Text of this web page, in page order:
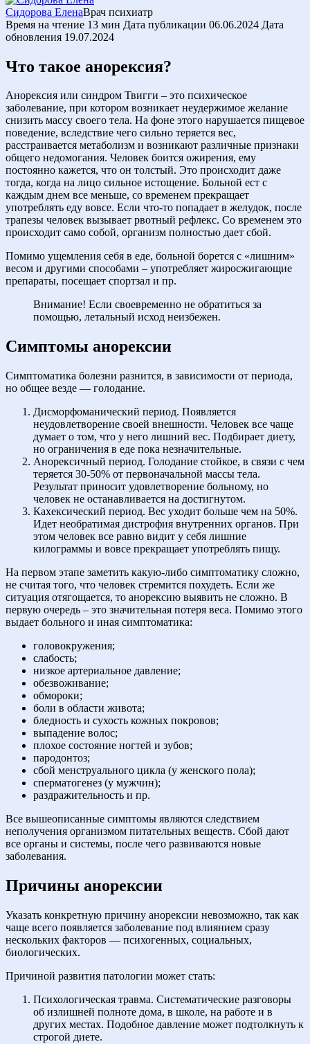
Сидорова ЕленаВрач психиатр
Время на чтение 13 мин Дата публикации 06.06.2024 Дата
обновления 19.07.2024
Что такое анорексия?
Анорексия или синдром Твигги – это психическое
заболевание, при котором возникает неудержимое желание
снизить массу своего тела. На фоне этого нарушается пищевое
поведение, вследствие чего сильно теряется вес,
расстраивается метаболизм и возникают различные признаки
общего недомогания. Человек боится ожирения, ему
постоянно кажется, что он толстый. Это происходит даже
тогда, когда на лицо сильное истощение. Больной ест с
каждым днем все меньше, со временем прекращает
употреблять еду вовсе. Если что-то попадает в желудок, после
трапезы человек вызывает рвотный рефлекс. Со временем это
происходит само собой, организм полностью дает сбой.
Помимо ущемления себя в еде, больной борется с «лишним»
весом и другими способами – употребляет жиросжигающие
препараты, посещает спортзал и пр.
Внимание! Если своевременно не обратиться за
помощью, летальный исход неизбежен.
Симптомы анорексии
Симптоматика болезни разнится, в зависимости от периода,
но общее везде — голодание.
Дисморфоманический период. Появляется
неудовлетворение своей внешности. Человек все чаще
думает о том, что у него лишний вес. Подбирает диету,
но ограничения в еде пока незначительные.
Анорексичный период. Голодание стойкое, в связи с чем
теряется 30-50% от первоначальной массы тела.
Результат приносит удовлетворение больному, но
человек не останавливается на достигнутом.
Кахексический период. Вес уходит больше чем на 50%.
Идет необратимая дистрофия внутренних органов. При
этом человек все равно видит у себя лишние
килограммы и вовсе прекращает употреблять пищу.
На первом этапе заметить какую-либо симптоматику сложно,
не считая того, что человек стремится похудеть. Если же
ситуация отягощается, то анорексию выявить не сложно. В
первую очередь – это значительная потеря веса. Помимо этого
выдает больного и иная симптоматика:
головокружения;
слабость;
низкое артериальное давление;
обезвоживание;
обмороки;
боли в области живота;
бледность и сухость кожных покровов;
выпадение волос;
плохое состояние ногтей и зубов;
пародонтоз;
сбой менструального цикла (у женского пола);
сперматогенез (у мужчин);
раздражительность и пр.
Все вышеописанные симптомы являются следствием
неполучения организмом питательных веществ. Сбой дают
все органы и системы, после чего развиваются новые
заболевания.
Причины анорексии
Указать конкретную причину анорексии невозможно, так как
чаще всего появляется заболевание под влиянием сразу
нескольких факторов — психогенных, социальных,
биологических.
Причиной развития патологии может стать:
Психологическая травма. Систематические разговоры
об излишней полноте дома, в школе, на работе и в
других местах. Подобное давление может подтолкнуть к
строгой диете.